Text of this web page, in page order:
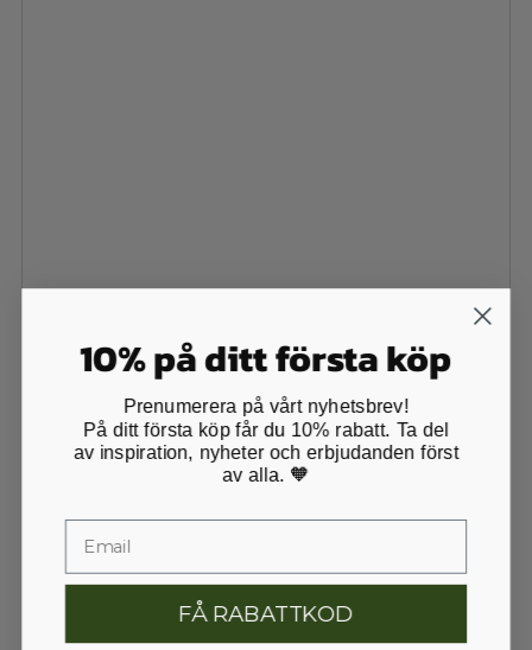
10% på ditt första köp
Prenumerera på vårt nyhetsbrev!
På ditt första köp får du 10% rabatt. Ta del
av inspiration, nyheter och erbjudanden först
av alla. 🧡
FÅ RABATTKOD